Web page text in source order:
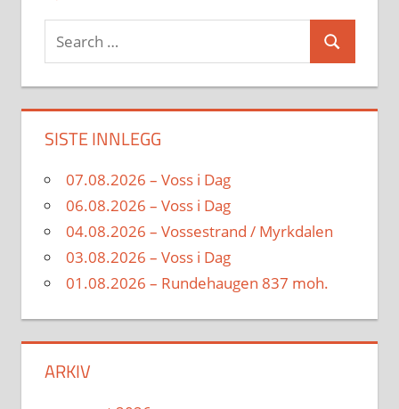
Search
for:
Search
SISTE INNLEGG
07.08.2026 – Voss i Dag
06.08.2026 – Voss i Dag
04.08.2026 – Vossestrand / Myrkdalen
03.08.2026 – Voss i Dag
01.08.2026 – Rundehaugen 837 moh.
ARKIV